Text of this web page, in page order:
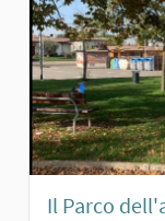
Il Parco